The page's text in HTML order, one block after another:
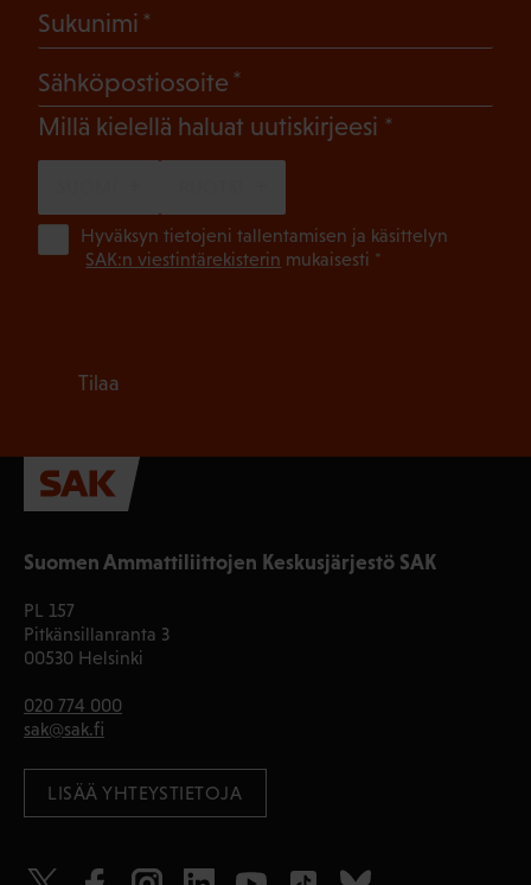
Suomen Ammattiliittojen Keskusjärjestö SAK
PL 157
Pitkänsillanranta 3
00530 Helsinki
020 774 000
sak@sak.fi
LISÄÄ YHTEYSTIETOJA
Sukunimi
Sähköpostiosoite
Millä kielellä haluat uutiskirjeesi (Pakollinen)
Hyväksyn tietojeni tallentamisen ja käsittelyn
SAK:n viestintärekisterin mukaisesti *
Tilaa